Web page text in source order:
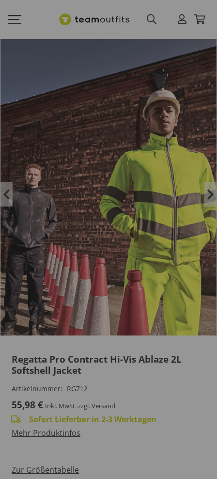
Regatta Pro Contract Hi-Vis Ablaze 2L
Softshell Jacket
Artikelnummer: RG712
55,98 € Inkl. MwSt.zzgl. Versand
Sofort Lieferbar in 2-3 Werktagen
Mehr Produktinfos
Zur Größentabelle